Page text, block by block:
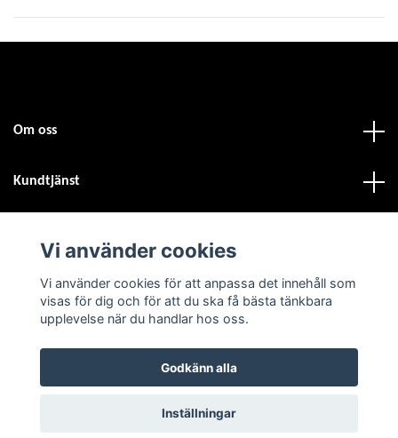
Om oss
Kundtjänst
Sociala medier
© 2026 Atvdäck.se
Vi använder cookies
Vi använder cookies för att anpassa det innehåll som
visas för dig och för att du ska få bästa tänkbara
upplevelse när du handlar hos oss.
Godkänn alla
Inställningar